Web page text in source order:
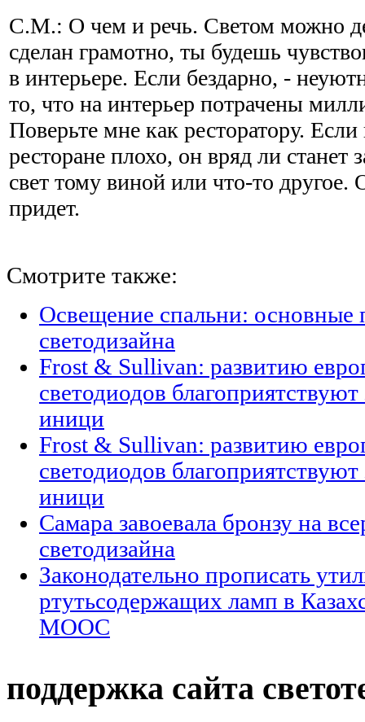
С.М.: О чем и речь. Светом можно
сделан грамотно, ты будешь
в интерьере. Если бездарно, -
то, что на интерьер потрачены
Поверьте мне как ресторатору. Если
ресторане плохо, он вряд ли станет
свет тому виной или что-то
придет.
Смотрите также:
Освещение спальни:
светодизайна
Frost & Sullivan: развитию
светодиодов
иници
Frost & Sullivan: развитию
светодиодов
иници
Самара завоевала бронзу на
светодизайна
Законодательно прописать
ртутьсодержащих ламп в
МООС
поддержка сайта